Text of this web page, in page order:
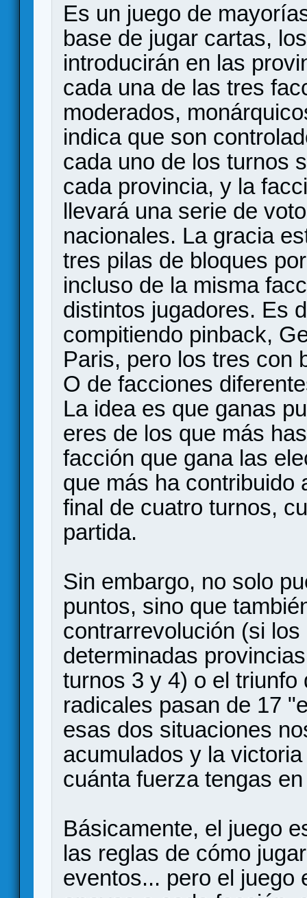
Es un juego de
base de jugar cartas,
introducirán en las
cada una de las tres
moderados,
indica que son
cada uno de los turnos
cada provincia, y la
llevará una serie de
nacionales. La gracia
tres pilas de bloques
incluso de la misma
distintos jugadores. Es
compitiendo pinback,
Paris, pero los tres con
O de facciones
La idea es que ganas
eres de los que más
facción que gana las
que más ha contribuido
final de cuatro turnos,
partida.
Sin embargo, no solo
puntos, sino que
contrarrevolución (si
determinadas
turnos 3 y 4) o el
radicales pasan de 17
esas dos situaciones
acumulados y la
cuánta fuerza tengas
Básicamente, el juego
las reglas de cómo
eventos... pero el juego